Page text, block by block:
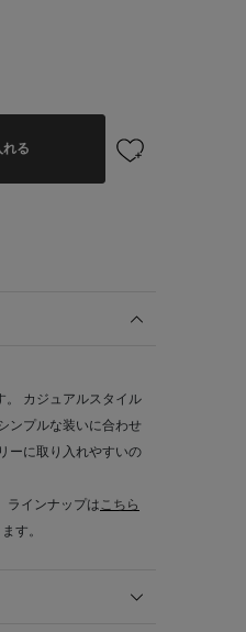
れる
。 カジュアルスタイル
ンプルな装いに合わせ
ーに取り入れやすいの
ラインナップは こちら
す。